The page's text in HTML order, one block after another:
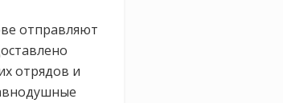
отправляют
отрядов и